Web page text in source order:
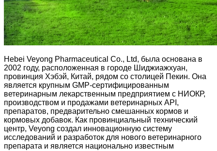
Hebei Veyong Pharmaceutical Co., Ltd, была основана в
2002 году, расположенная в городе Шиджиажхуан,
провинция Хэбэй, Китай, рядом со столицей Пекин. Она
является крупным GMP-сертифицированным
ветеринарным лекарственным предприятием с НИОКР,
производством и продажами ветеринарных API,
препаратов, предварительно смешанных кормов и
кормовых добавок. Как провинциальный технический
центр, Veyong создал инновационную систему
исследований и разработок для нового ветеринарного
препарата и является национально известным